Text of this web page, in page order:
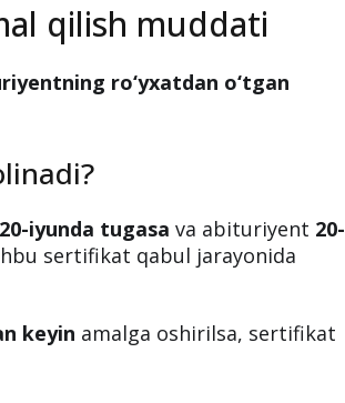
qilish muddati
ro‘yxatdan o‘tgan
20-iyunda tugasa va abituriyent 20-
sertifikat qabul jarayonida
keyin amalga oshirilsa, sertifikat